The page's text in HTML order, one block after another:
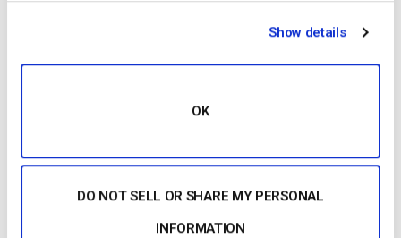
Show details
OK
DO NOT SELL OR SHARE MY PERSONAL
INFORMATION
Onboarding team and started working with
the company in 2016. He has vast
service/engagement and live streaming